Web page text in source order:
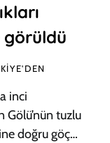
inci
Gölü’nün tuzlu
doğru göç…